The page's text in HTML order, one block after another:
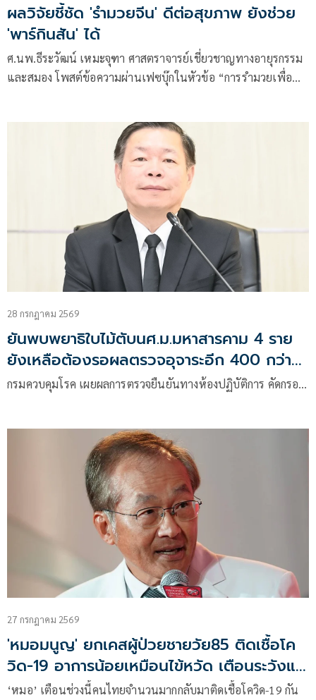
ผลวิจัยชี้ชัด 'รำมวยจีน' ดีต่อสุขภาพ ยังช่วย
'พาร์กินสัน' ได้
ศ.นพ.ธีระวัฒน์ เหมะจุฑา ศาสตราจารย์เชี่ยวชาญทางอายุรกรรม
และสมอง โพสต์ข้อความผ่านเฟซบุ๊กในหัวข้อ “การรำมวยเพื่อ
28 กรกฎาคม 2569
ยันพบพยาธิใบไม้ตับนศ.ม.มหาสารคาม 4 ราย
ยังเหลือต้องรอผลตรวจอุจาระอีก 400 กว่า
คน
กรมควบคุมโรค เผยผลการตรวจยืนยันทางห้องปฏิบัติการ คัดกรอ…
27 กรกฎาคม 2569
'หมอมนูญ' ยกเคสผู้ป่วยชายวัย85 ติดเชื้อโค
วิด-19 อาการน้อยเหมือนไข้หวัด เตือนระวังแม้
ไม่น่ากลัวเหมือนก่อน
‘หมอ’ เตือนช่วงนี้คนไทยจำนวนมากกลับมาติดเชื้อโควิด-19 กัน